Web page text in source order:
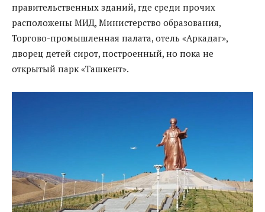
правительственных зданий, где среди прочих
расположены МИД, Министерство образования,
Торгово-промышленная палата, отель «Аркадаг»,
дворец детей сирот, построенный, но пока не
открытый парк «Ташкент».